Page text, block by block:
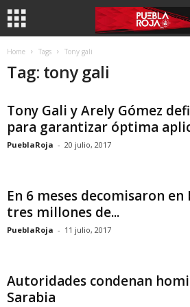
Home Tags Tony gali
Tag: tony gali
Tony Gali y Arely Gómez
para garantizar óptima
PueblaRoja - 20 julio, 2017
En 6 meses decomisaron en
tres millones de...
PueblaRoja - 11 julio, 2017
Autoridades condenan
Sarabia